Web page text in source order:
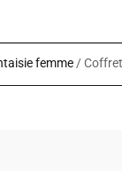
femme /